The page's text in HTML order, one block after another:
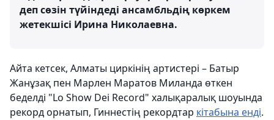
деп сөзін түйіндеді ансамбльдің көркем
жетекшісі Ирина Николаевна.
Айта кетсек, Алматы циркінің артистері – Батыр
Жанұзақ пен Марлен Маратов Миланда өткен
беделді "Lo Show Dei Record" халықаралық шоуында
рекорд орнатып, Гиннестің рекордтар кітабына енді.